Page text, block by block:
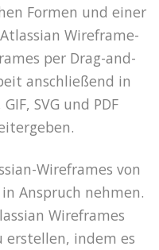
Formen und einer
Wireframe-
per Drag-and-
anschließend in
SVG und PDF
Wireframes von
Anspruch nehmen.
Wireframes
erstellen, indem es